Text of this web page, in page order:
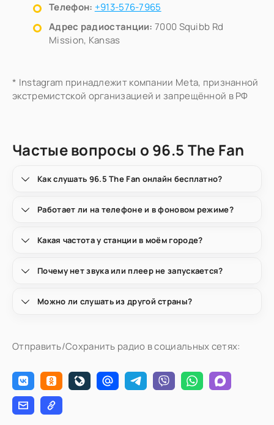
Телефон: +913-576-7965
Адрес радиостанции: 7000 Squibb Rd
Mission, Kansas
* Instagram принадлежит компании Meta, признанной
экстремистской организацией и запрещённой в РФ
Частые вопросы о 96.5 The Fan
Как слушать 96.5 The Fan онлайн бесплатно?
Работает ли на телефоне и в фоновом режиме?
Какая частота у станции в моём городе?
Почему нет звука или плеер не запускается?
Можно ли слушать из другой страны?
Отправить/Сохранить радио в социальных сетях: